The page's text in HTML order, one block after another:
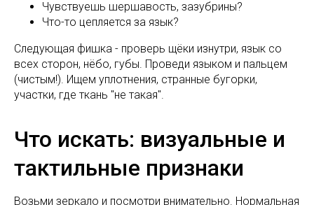
Чувствуешь шершавость, зазубрины?
Что-то цепляется за язык?
Следующая фишка - проверь щёки изнутри, язык со
всех сторон, нёбо, губы. Проведи языком и пальцем
(чистым!). Ищем уплотнения, странные бугорки,
участки, где ткань "не такая".
Что искать: визуальные и
тактильные признаки
Возьми зеркало и посмотри внимательно. Нормальная